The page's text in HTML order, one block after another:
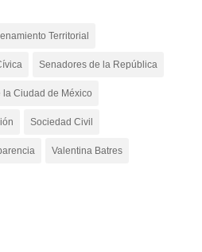
Territorial
Senadores de la República
la Ciudad de México
Sociedad Civil
Valentina Batres